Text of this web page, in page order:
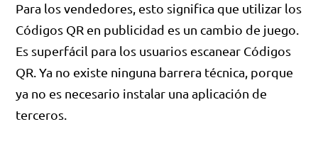
Para los vendedores, esto significa que utilizar los
Códigos QR en publicidad es un cambio de juego.
Es superfácil para los usuarios escanear Códigos
QR. Ya no existe ninguna barrera técnica, porque
ya no es necesario instalar una aplicación de
terceros.